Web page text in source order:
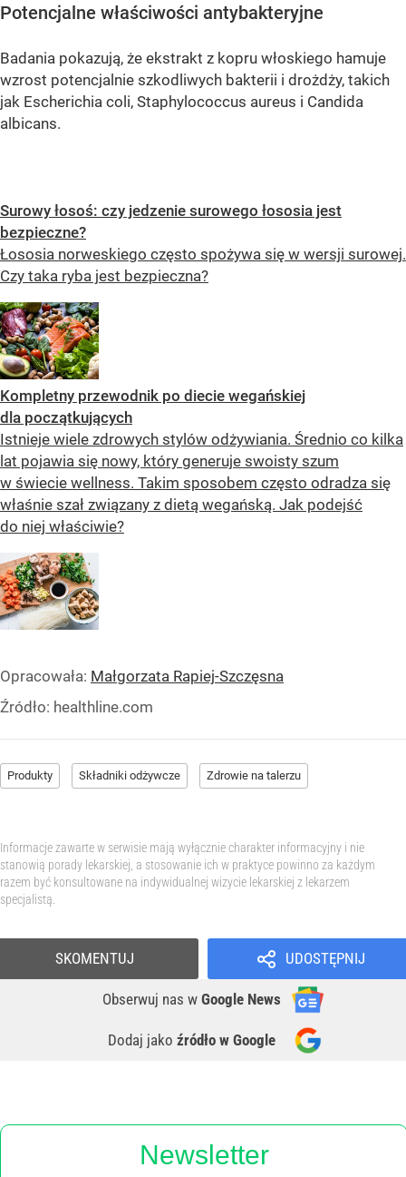
Potencjalne właściwości antybakteryjne
Badania pokazują, że ekstrakt z kopru włoskiego hamuje
wzrost potencjalnie szkodliwych bakterii i drożdży, takich
jak Escherichia coli, Staphylococcus aureus i Candida
albicans.
Surowy łosoś: czy jedzenie surowego łososia jest
bezpieczne?
Łososia norweskiego często spożywa się w wersji surowej.
Czy taka ryba jest bezpieczna?
Kompletny przewodnik po diecie wegańskiej
dla początkujących
Istnieje wiele zdrowych stylów odżywiania. Średnio co kilka
lat pojawia się nowy, który generuje swoisty szum
w świecie wellness. Takim sposobem często odradza się
właśnie szał związany z dietą wegańską. Jak podejść
do niej właściwie?
Opracowała: Małgorzata Rapiej-Szczęsna
Źródło: healthline.com
Produkty Składniki odżywcze Zdrowie na talerzu
Informacje zawarte w serwisie mają wyłącznie charakter informacyjny i nie
stanowią porady lekarskiej, a stosowanie ich w praktyce powinno za każdym
razem być konsultowane na indywidualnej wizycie lekarskiej z lekarzem
specjalistą.
UDOSTĘPNIJ
Obserwuj nas w Google News
Dodaj jako źródło w Google
SKOMENTUJ
Newsletter